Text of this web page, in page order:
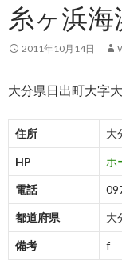
ツ
へ
ス
プ
糸ヶ浜
2011年10月14日
大分県日出町大字
住所 大
HP ホ
電話
都道府県 大
備考 f